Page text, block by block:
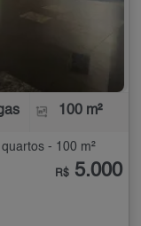
100 m²
- 100 m²
R$ 5.000